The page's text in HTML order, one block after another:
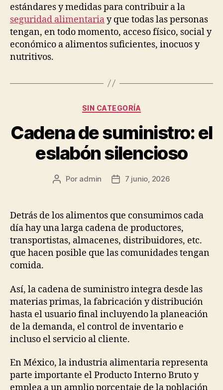
estándares y medidas para contribuir a la
seguridad alimentariay que todas las personas
tengan, en todo momento, acceso físico, social y
económico a alimentos suficientes, inocuos y
nutritivos.
Categorías
SIN CATEGORÍA
Cadena de suministro: el
eslabón silencioso
Autor
publicación
Por admin
Fecha
publicación
7 junio, 2026
Detrás de los alimentos que consumimos cada
día hay una larga cadena de productores,
transportistas, almacenes, distribuidores, etc.
que hacen posible que las comunidades tengan
comida.
Así, la cadena de suministro integra desde las
materias primas, la fabricación y distribución
hasta el usuario final incluyendo la planeación
de la demanda, el control de inventario e
incluso el servicio al cliente.
En México, la industria alimentaria representa
parte importante el Producto Interno Bruto y